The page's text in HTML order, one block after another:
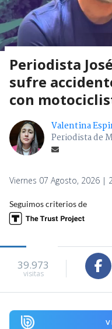
Periodista
sufre
con
Valentina
Periodista de
Viernes 07 Agosto, 2026 |
Seguimos criterios de
39.973
visitas